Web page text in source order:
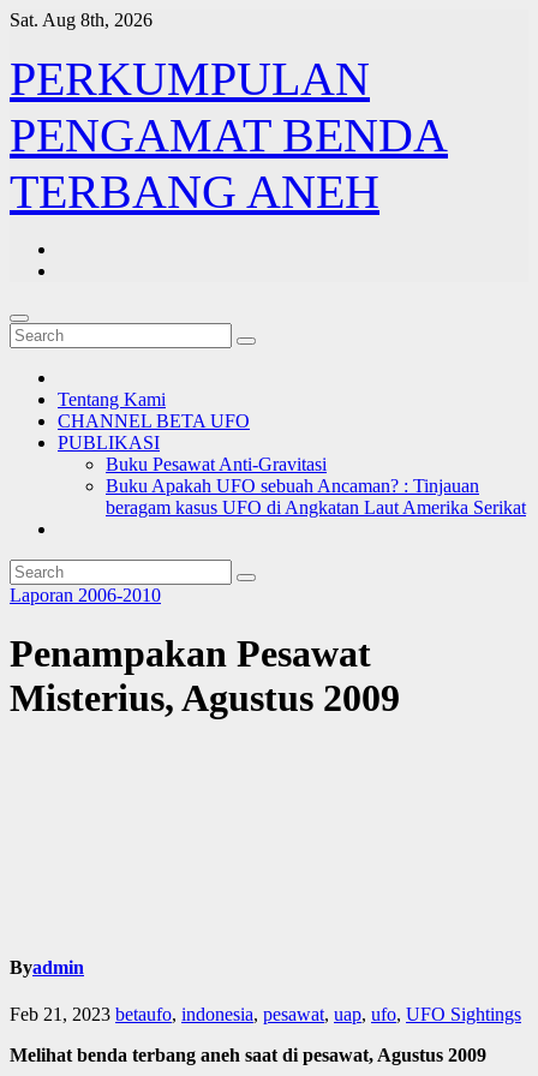
Skip
content
Sat. Aug 8th, 2026
PERKUMPULAN
PENGAMAT BENDA
TERBANG ANEH
Tentang Kami
CHANNEL BETA UFO
PUBLIKASI
Buku Pesawat Anti-Gravitasi
Buku Apakah UFO sebuah Ancaman? : Tinjauan
beragam kasus UFO di Angkatan Laut Amerika Serikat
Laporan 2006-2010
Penampakan Pesawat
Misterius, Agustus 2009
Byadmin
Feb 21, 2023 betaufo, indonesia, pesawat, uap, ufo, UFO Sightings
Melihat benda terbang aneh saat di pesawat, Agustus 2009